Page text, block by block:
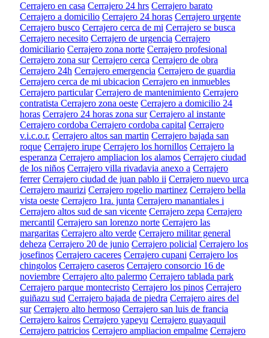
Cerrajero en casa Cerrajero 24 hrs Cerrajero barato
Cerrajero a domicilio Cerrajero 24 horas Cerrajero urgente
Cerrajero busco Cerrajero cerca de mi Cerrajero se busca
Cerrajero necesito Cerrajero de urgencia Cerrajero
domiciliario Cerrajero zona norte Cerrajero profesional
Cerrajero zona sur Cerrajero cerca Cerrajero de obra
Cerrajero 24h Cerrajero emergencia Cerrajero de guardia
Cerrajero cerca de mi ubicacion Cerrajero en inmuebles
Cerrajero particular Cerrajero de mantenimiento Cerrajero
contratista Cerrajero zona oeste Cerrajero a domicilio 24
horas Cerrajero 24 horas zona sur Cerrajero al instante
Cerrajero cordoba Cerrajero cordoba capital Cerrajero
v.i.c.o.r. Cerrajero altos san martin Cerrajero bajada san
roque Cerrajero irupe Cerrajero los hornillos Cerrajero la
esperanza Cerrajero ampliacion los alamos Cerrajero ciudad
de los niños Cerrajero villa rivadavia anexo a Cerrajero
ferrer Cerrajero ciudad de juan pablo ii Cerrajero nuevo urca
Cerrajero maurizi Cerrajero rogelio martinez Cerrajero bella
vista oeste Cerrajero 1ra. junta Cerrajero manantiales i
Cerrajero altos sud de san vicente Cerrajero zepa Cerrajero
mercantil Cerrajero san lorenzo norte Cerrajero las
margaritas Cerrajero alto verde Cerrajero militar general
deheza Cerrajero 20 de junio Cerrajero policial Cerrajero los
josefinos Cerrajero caceres Cerrajero cupani Cerrajero los
chingolos Cerrajero caseros Cerrajero consorcio 16 de
noviembre Cerrajero alto palermo Cerrajero tablada park
Cerrajero parque montecristo Cerrajero los pinos Cerrajero
guiñazu sud Cerrajero bajada de piedra Cerrajero aires del
sur Cerrajero alto hermoso Cerrajero san luis de francia
Cerrajero kairos Cerrajero yapeyu Cerrajero guayaquil
Cerrajero patricios Cerrajero ampliacion empalme Cerrajero